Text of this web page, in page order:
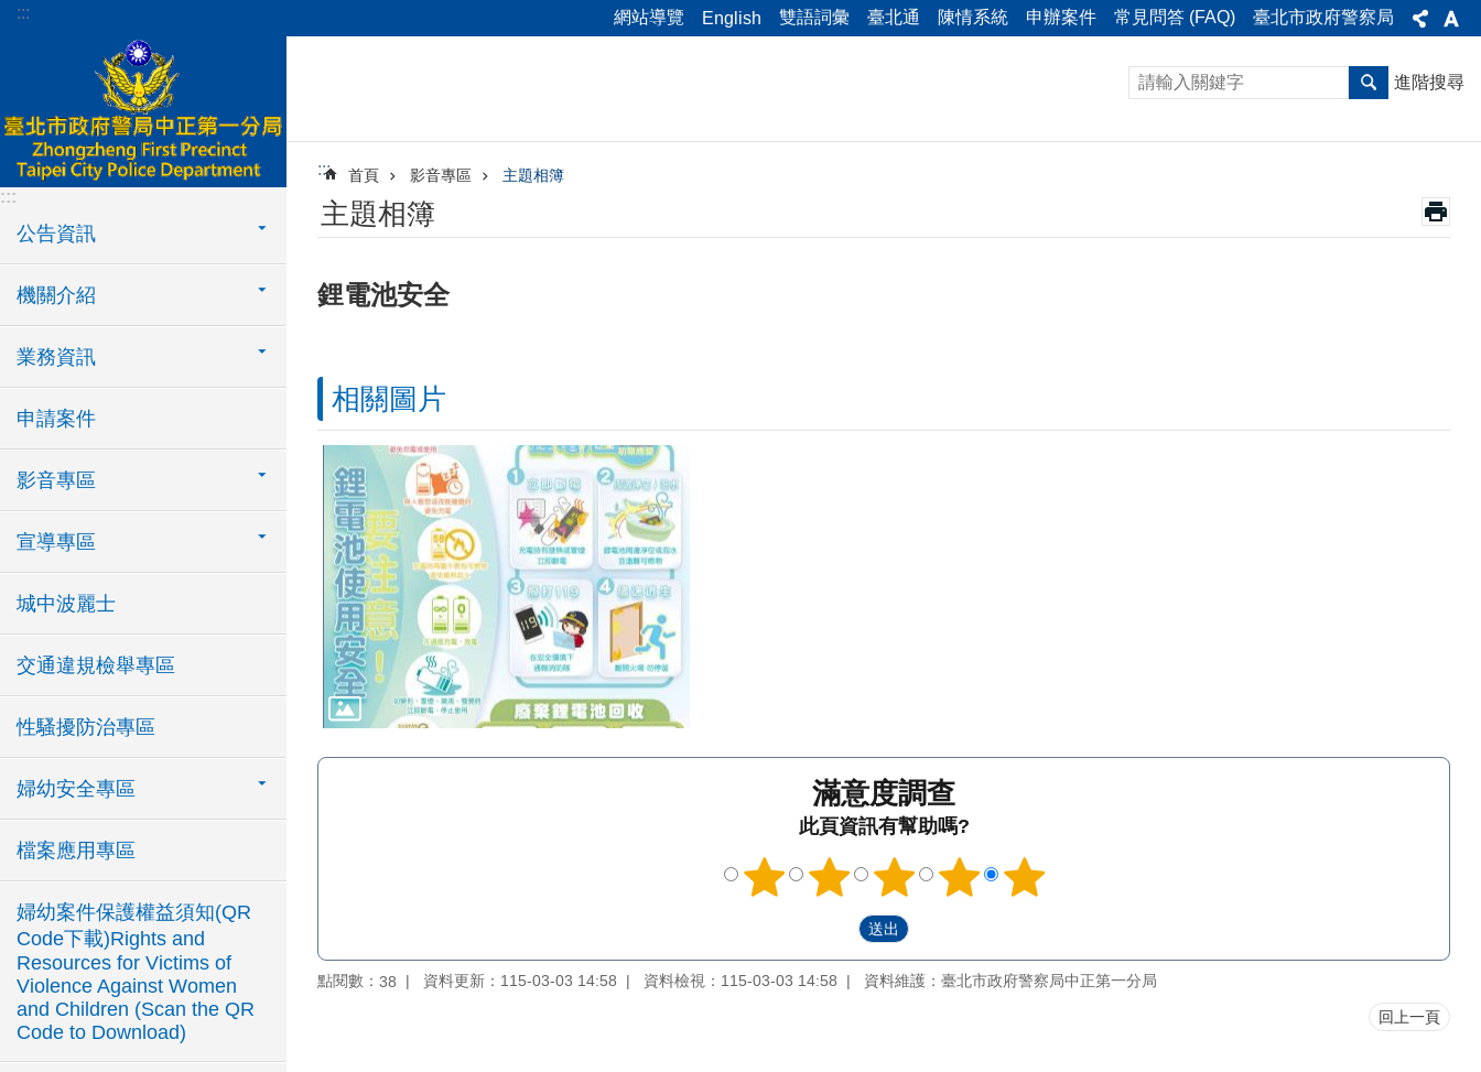
跳到主要內容區塊
::: 網站導覽 English 雙語詞彙 臺北通 陳情系統 申辦案件 常見問答 (FAQ) 臺北市政府警察局
:::
公告資訊
機關介紹
業務資訊
申請案件
影音專區
宣導專區
城中波麗士
交通違規檢舉專區
性騷擾防治專區
婦幼安全專區
檔案應用專區
婦幼案件保護權益須知(QR
Code下載)Rights and
Resources for Victims of
Violence Against Women
and Children (Scan the QR
Code to Download)
進階搜尋
::: 首頁 影音專區 主題相簿
主題相簿
鋰電池安全
相關圖片
滿意度調查
此頁資訊有幫助嗎?
點閱數： 38 資料更新：115-03-03 14:58 資料檢視：115-03-03 14:58 資料維護：臺北市政府警察局中正第一分局
回上一頁